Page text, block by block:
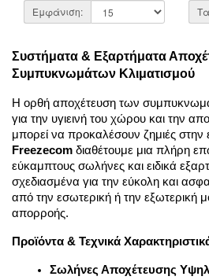
Εμφάνιση:
Συστήματα & Εξαρτήματα
Συμπυκνωμάτων Κλιματισμού
Η ορθή αποχέτευση των
για την υγιεινή του χώρου και την
Freezecom διαθέτουμε μια πλήρη
εύκαμπτους σωλήνες και ειδικά
σχεδιασμένα για την εύκολη και
από την εσωτερική ή την εξωτερική
απορροής.
Προϊόντα & Τεχνικά
Σωλήνες Αποχέτευσης